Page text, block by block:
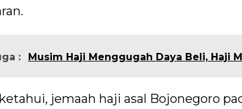
: Musim Haji Menggugah Daya Beli, Haji
jemaah haji asal Bojonegoro